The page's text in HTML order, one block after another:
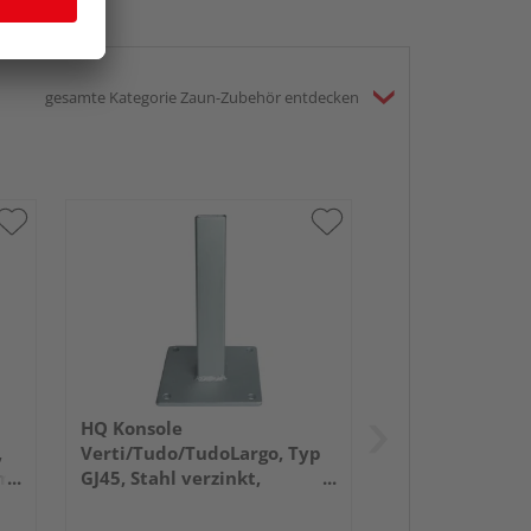
gesamte Kategorie Zaun-Zubehör entdecken
HQ Konsole
Verti/Tudo/TudoLargo, Typ
GJ45, Stahl verzinkt,